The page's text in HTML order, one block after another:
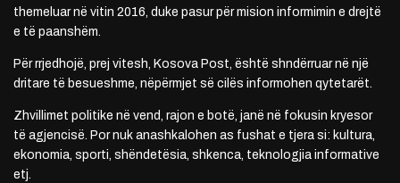
themeluar në vitin 2016, duke pasur për mision informimin e drejtë
e të paanshëm.
Për rrjedhojë, prej vitesh, Kosova Post, është shndërruar në një
dritare të besueshme, nëpërmjet së cilës informohen qytetarët.
Zhvillimet politike në vend, rajon e botë, janë në fokusin kryesor
të agjencisë. Por nuk anashkalohen as fushat e tjera si: kultura,
ekonomia, sporti, shëndetësia, shkenca, teknologjia informative
etj.